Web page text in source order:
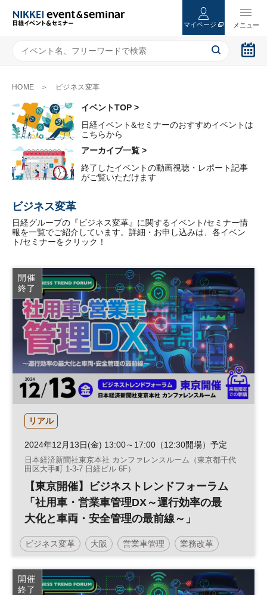
マイページ
HOME ビジネス変革
イベントTOP >
日経イベント&セミナーのおすすめイベントは
こちらから
アーカイブ一覧 >
終了したイベントの動画視聴・レポート記事
がご覧いただけます
ビジネス変革
日経グループの『ビジネス変革』に関するイベント/セミナー情
報を一覧でご紹介しています。詳細・お申し込みは、各イベン
ト/セミナーをクリック！
開催
終了
リアル
2024年12月13日(金) 13:00～17:00（12:30開場）予定
日本経済新聞社東京本社 カンファレンスルーム（東京都千代
田区大手町 1-3-7 日経ビル 6F）
【東京開催】ビジネストレンドフォーラム
「社用車・営業車管理DX～運行効率の最
大化と車両・安全管理の最前線～」
ビジネス変革 大阪 営業車管理 業務改革
安全管理 運行管理 ビジネストレンドフォーラム
開催
終了